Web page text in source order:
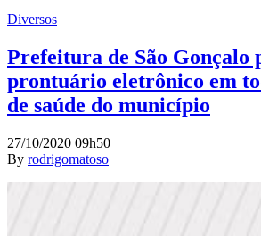
Diversos
Prefeitura de São Gonçalo
prontuário eletrônico em
de saúde do município
27/10/2020 09h50
By rodrigomatoso